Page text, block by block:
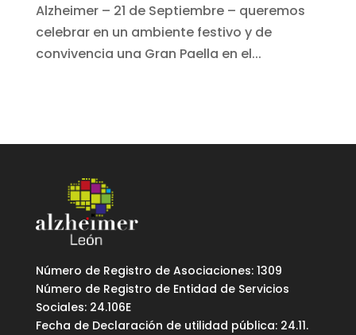
Alzheimer – 21 de Septiembre – queremos
celebrar en un ambiente festivo y de
convivencia una Gran Paella en el...
Número de Registro de Asociaciones: 1309
Número de Registro de Entidad de Servicios
Sociales: 24.106E
Fecha de Declaración de utilidad pública: 24.11.